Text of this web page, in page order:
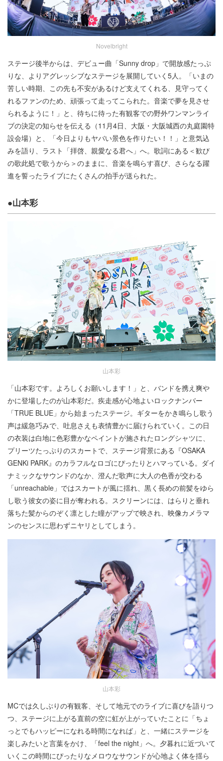
Novelbright
ステージ後半からは、デビュー曲「Sunny drop」で開放感たっぷ
りな、よりアグレッシブなステージを展開していく5人。「いまの
苦しい時期、この先も不安があるけど支えてくれる、見守ってく
れるファンのため、頑張って走ってこられた。音楽で夢を見させ
られるように！」と、待ちに待った有観客での野外ワンマンライ
ブの決定の知らせを伝える（11月4日、大阪・大阪城西の丸庭園特
設会場）と、「今日よりもヤバい景色を作りたい！！」と意気込
みを語り、ラスト「拝啓、親愛なる君へ」へ。歌詞にある＜歓び
の歌此処で歌うから＞のままに、音楽を鳴らす喜び、さらなる躍
進を誓ったライブにたくさんの拍手が送られた。
●山本彩
山本彩
「山本彩です。よろしくお願いします！」と、バンドを携え爽や
かに登場したのが山本彩だ。疾走感が心地よいロックナンバー
「TRUE BLUE」から始まったステージ。ギターをかき鳴らし歌う
声は緩急巧みで、吐息さえも表情豊かに届けられていく。この日
の衣装は白地に色彩豊かなペイントが施されたロングシャツに、
プリーツたっぷりのスカートで、ステージ背景にある『OSAKA
GENKi PARK』のカラフルなロゴにぴったりとハマっている。ダイ
ナミックなサウンドのなか、澄んだ歌声に大人の色香が交わる
「unreachable」ではスカートが風に揺れ、黒く長めの前髪をゆら
し歌う彼女の姿に目が奪われる。スクリーンには、はらりと垂れ
落ちた髪からのぞく凛とした瞳がアップで映され、映像カメラマ
ンのセンスに思わずニヤリとしてしまう。
山本彩
MCでは久しぶりの有観客、そして地元でのライブに喜びを語りつ
つ、ステージに上がる直前の空に虹が上がっていたことに「ちょ
っとでもハッピーになれる時間になれば」と、一緒にステージを
楽しみたいと言葉をかけ、「feel the night」へ。夕暮れに近づいて
いくこの時間にぴったりなメロウなサウンドが心地よく体を揺ら